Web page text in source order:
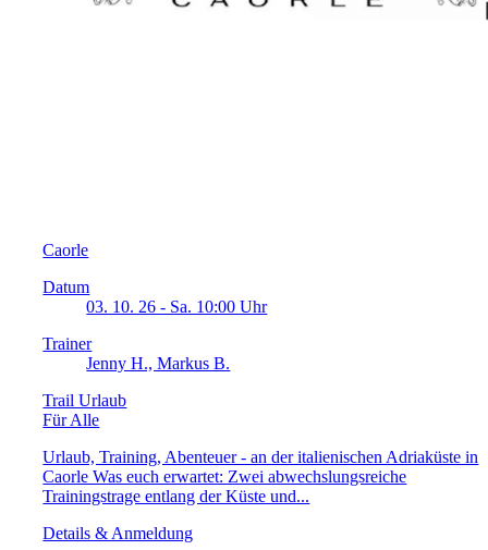
Caorle
Datum
03. 10. 26 - Sa. 10:00 Uhr
Trainer
Jenny H., Markus B.
Trail Urlaub
Für Alle
Urlaub, Training, Abenteuer - an der italienischen Adriaküste in
Caorle Was euch erwartet: Zwei abwechslungsreiche
Trainingstrage entlang der Küste und...
Details & Anmeldung